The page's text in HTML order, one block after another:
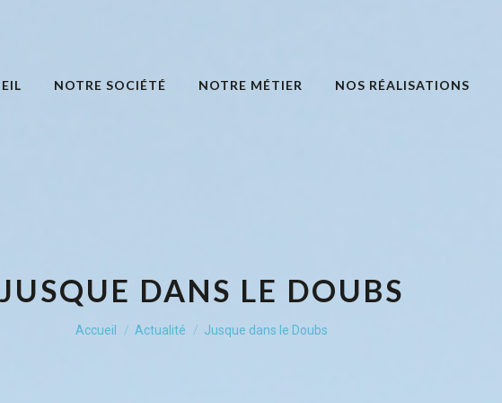
NOTRE SOCIÉTÉ NOTRE MÉTIER NOS RÉALISATIONS
DANS LE DOUBS
Vous êtes ici :
Accueil Actualité Jusque dans le Doubs